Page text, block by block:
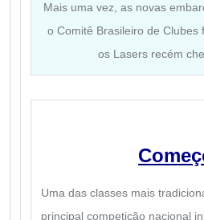
Mais uma vez, as novas
o Comitê Brasileiro de
os Lasers recém
Uma das classes mais
principal competição nacional